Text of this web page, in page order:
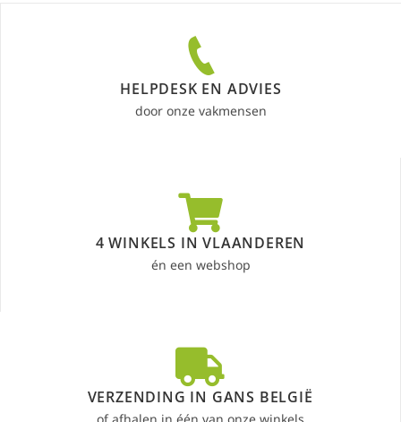
HELPDESK EN ADVIES
door onze vakmensen
4 WINKELS IN VLAANDEREN
én een webshop
VERZENDING IN GANS BELGIË